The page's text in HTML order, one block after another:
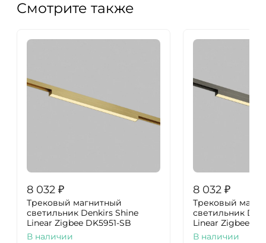
Смотрите также
8 032 ₽
Трековый магнитный
светильник Denkirs Shine
Linear Zigbee DK5951-SB
В наличии
8 032 ₽
Трековый
светильник
Linear Zigbee
В наличии